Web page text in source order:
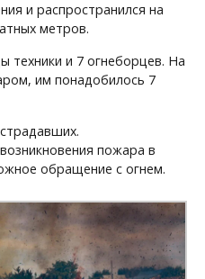
и распространился на
метров.
техники и 7 огнеборцев. На
им понадобилось 7
пожара в
обращение с огнем.